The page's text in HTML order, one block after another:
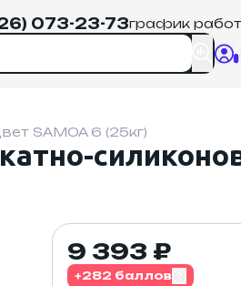
073-23-73график
SAMOA 6 (25кг)
9 393 ₽
+282 баллов